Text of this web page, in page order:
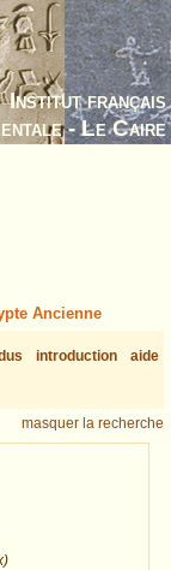
Institut français
- Le Caire
Ancienne
introduction
aide
masquer la recherche